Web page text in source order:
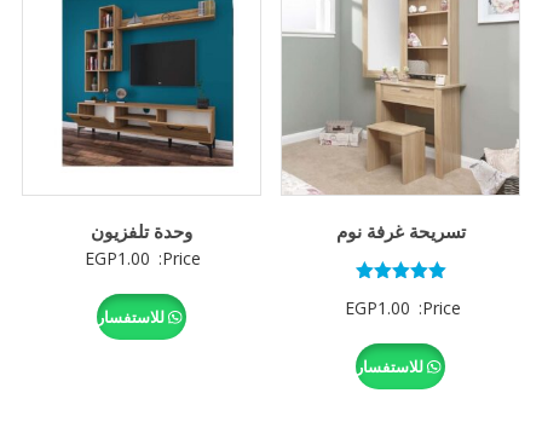
تسريحة غرفة نوم
5.00
Price:
EGP1.00
للاستفسار
وحدة تلفزيون
Price:
EGP1.00
للاستفسار